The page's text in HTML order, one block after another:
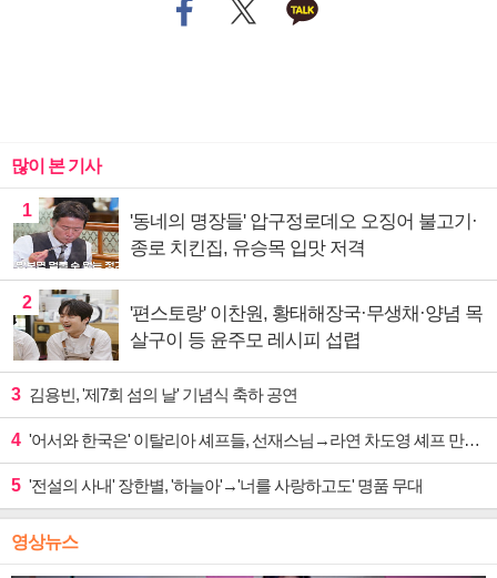
많이 본 기사
1
'동네의 명장들' 압구정로데오 오징어 불고기·
종로 치킨집, 유승목 입맛 저격
2
'편스토랑' 이찬원, 황태해장국·무생채·양념 목
살구이 등 윤주모 레시피 섭렵
3 김용빈, '제7회 섬의 날' 기념식 축하 공연
4 '어서와 한국은' 이탈리아 셰프들, 선재스님→라연 차도영 셰프 만난다
5 '전설의 사내' 장한별, '하늘아'→'너를 사랑하고도' 명품 무대
영상뉴스